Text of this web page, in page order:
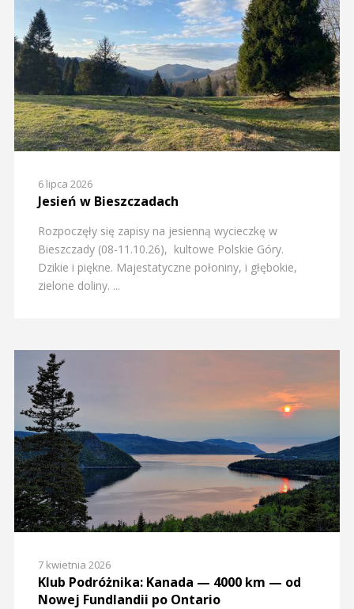
6 lipca 2026
Jesień w Bieszczadach
Rozpoczęły się zapisy na jesienną wycieczkę w
Bieszczady (08-11.10.26), kultowe Polskie Góry.
Dzikie i piękne. Majestatyczne połoniny, i głębokie,
zielone doliny. ...
7 kwietnia 2026
Klub Podróżnika: Kanada — 4000 km — od
Nowej Fundlandii po Ontario